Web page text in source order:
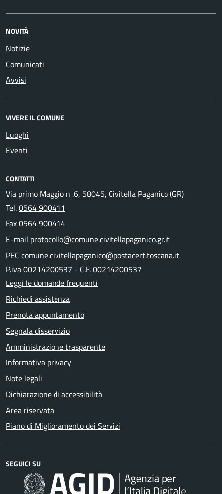
NOVITÀ
Notizie
Comunicati
Avvisi
VIVERE IL COMUNE
Luoghi
Eventi
CONTATTI
Via primo Maggio n .6, 58045, Civitella Paganico (GR)
Tel.0564 900411
Fax0564 900414
E-mail protocollo@comune.civitellapaganico.gr.it
PEC comune.civitellapaganico@postacert.toscana.it
P.iva 00214200537 - C.F. 00214200537
Leggi le domande frequenti
Richiedi assistenza
Prenota appuntamento
Segnala disservizio
Amministrazione trasparente
Informativa privacy
Note legali
Dichiarazione di accessibilità
Area riservata
Piano di Miglioramento dei Servizi
SEGUICI SU